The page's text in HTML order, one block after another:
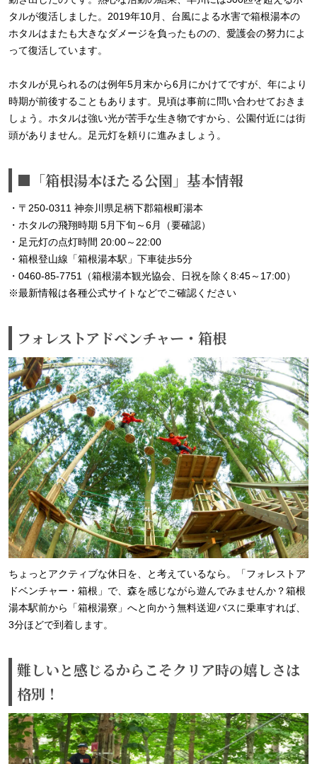
タルが復活しました。2019年10月、台風による水害で箱根湯本の
ホタルはまたも大きなダメージを負ったものの、愛護会の努力によ
って復活しています。
ホタルが見られるのは例年5月末から6月にかけてですが、年により
時期が前後することもあります。見頃は事前に問い合わせておきま
しょう。ホタルは強い光が苦手な生き物ですから、公園付近には街
頭がありません。足元灯を頼りに進みましょう。
■「箱根湯本ほたる公園」基本情報
・〒250-0311 神奈川県足柄下郡箱根町湯本
・ホタルの飛翔時期 5月下旬～6月（要確認）
・足元灯の点灯時間 20:00～22:00
・箱根登山線「箱根湯本駅」下車徒歩5分
・0460-85-7751（箱根湯本観光協会、日祝を除く8:45～17:00）
※最新情報は各種公式サイトなどでご確認ください
フォレストアドベンチャー・箱根
ちょっとアクティブな休日を、と考えているなら。「フォレストア
ドベンチャー・箱根」で、森を感じながら遊んでみませんか？箱根
湯本駅前から「箱根湯寮」へと向かう無料送迎バスに乗車すれば、
3分ほどで到着します。
難しいと感じるからこそクリア時の嬉しさは
格別！